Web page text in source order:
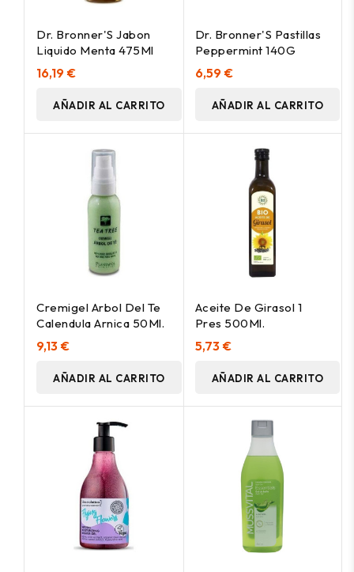
Dr. Bronner'S Jabon
Liquido Menta 475Ml
16,19 €
AÑADIR AL CARRITO
Dr. Bronner'S Pastillas
Peppermint 140G
6,59 €
AÑADIR AL CARRITO
Cremigel Arbol Del Te
Calendula Arnica 50Ml.
9,13 €
AÑADIR AL CARRITO
Aceite De Girasol 1
Pres 500Ml.
5,73 €
AÑADIR AL CARRITO